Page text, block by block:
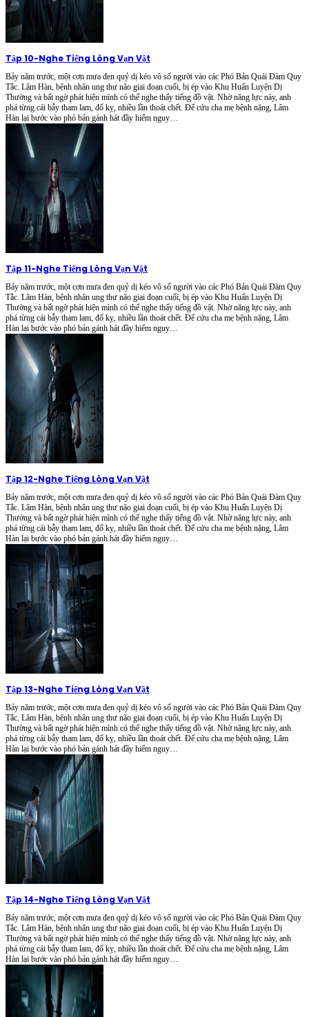
Tập 10-Nghe Tiếng Lòng Vạn Vật
Bảy năm trước, một cơn mưa đen quỷ dị kéo vô số người vào các Phó Bản Quái Đàm Quy
Tắc. Lâm Hàn, bệnh nhân ung thư não giai đoạn cuối, bị ép vào Khu Huấn Luyện Dị
Thường và bất ngờ phát hiện mình có thể nghe thấy tiếng đồ vật. Nhờ năng lực này, anh
phá từng cái bẫy tham lam, đố kỵ, nhiều lần thoát chết. Để cứu cha mẹ bệnh nặng, Lâm
Hàn lại bước vào phó bản gánh hát đầy hiểm nguy…
Tập 11-Nghe Tiếng Lòng Vạn Vật
Bảy năm trước, một cơn mưa đen quỷ dị kéo vô số người vào các Phó Bản Quái Đàm Quy
Tắc. Lâm Hàn, bệnh nhân ung thư não giai đoạn cuối, bị ép vào Khu Huấn Luyện Dị
Thường và bất ngờ phát hiện mình có thể nghe thấy tiếng đồ vật. Nhờ năng lực này, anh
phá từng cái bẫy tham lam, đố kỵ, nhiều lần thoát chết. Để cứu cha mẹ bệnh nặng, Lâm
Hàn lại bước vào phó bản gánh hát đầy hiểm nguy…
Tập 12-Nghe Tiếng Lòng Vạn Vật
Bảy năm trước, một cơn mưa đen quỷ dị kéo vô số người vào các Phó Bản Quái Đàm Quy
Tắc. Lâm Hàn, bệnh nhân ung thư não giai đoạn cuối, bị ép vào Khu Huấn Luyện Dị
Thường và bất ngờ phát hiện mình có thể nghe thấy tiếng đồ vật. Nhờ năng lực này, anh
phá từng cái bẫy tham lam, đố kỵ, nhiều lần thoát chết. Để cứu cha mẹ bệnh nặng, Lâm
Hàn lại bước vào phó bản gánh hát đầy hiểm nguy…
Tập 13-Nghe Tiếng Lòng Vạn Vật
Bảy năm trước, một cơn mưa đen quỷ dị kéo vô số người vào các Phó Bản Quái Đàm Quy
Tắc. Lâm Hàn, bệnh nhân ung thư não giai đoạn cuối, bị ép vào Khu Huấn Luyện Dị
Thường và bất ngờ phát hiện mình có thể nghe thấy tiếng đồ vật. Nhờ năng lực này, anh
phá từng cái bẫy tham lam, đố kỵ, nhiều lần thoát chết. Để cứu cha mẹ bệnh nặng, Lâm
Hàn lại bước vào phó bản gánh hát đầy hiểm nguy…
Tập 14-Nghe Tiếng Lòng Vạn Vật
Bảy năm trước, một cơn mưa đen quỷ dị kéo vô số người vào các Phó Bản Quái Đàm Quy
Tắc. Lâm Hàn, bệnh nhân ung thư não giai đoạn cuối, bị ép vào Khu Huấn Luyện Dị
Thường và bất ngờ phát hiện mình có thể nghe thấy tiếng đồ vật. Nhờ năng lực này, anh
phá từng cái bẫy tham lam, đố kỵ, nhiều lần thoát chết. Để cứu cha mẹ bệnh nặng, Lâm
Hàn lại bước vào phó bản gánh hát đầy hiểm nguy…